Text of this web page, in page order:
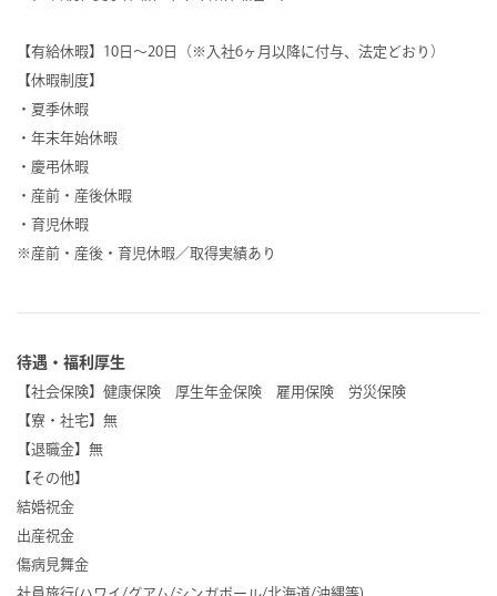
【有給休暇】10日～20日（※入社6ヶ月以降に付与、法定どおり）
【休暇制度】
・夏季休暇
・年末年始休暇
・慶弔休暇
・産前・産後休暇
・育児休暇
※産前・産後・育児休暇／取得実績あり
待遇・福利厚生
【社会保険】健康保険 厚生年金保険 雇用保険 労災保険
【寮・社宅】無
【退職金】無
【その他】
結婚祝金
出産祝金
傷病見舞金